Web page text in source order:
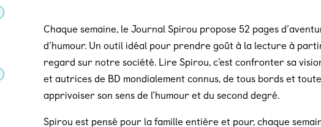
Chaque semaine, le Journal Spirou propose 52 pages
d’humour. Un outil idéal pour prendre goût à la lecture à
regard sur notre société. Lire Spirou, c’est confronter sa
et autrices de BD mondialement connus, de tous bords et
apprivoiser son sens de l’humour et du second degré.
Spirou est pensé pour la famille entière et pour, chaque